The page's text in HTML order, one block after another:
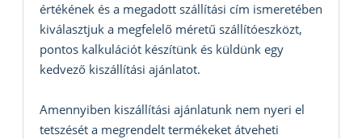
értékének és a megadott szállítási cím ismeretében
kiválasztjuk a megfelelő méretű szállítóeszközt,
pontos kalkulációt készítünk és küldünk egy
kedvező kiszállítási ajánlatot.
Amennyiben kiszállítási ajánlatunk nem nyeri el
tetszését a megrendelt termékeket átveheti